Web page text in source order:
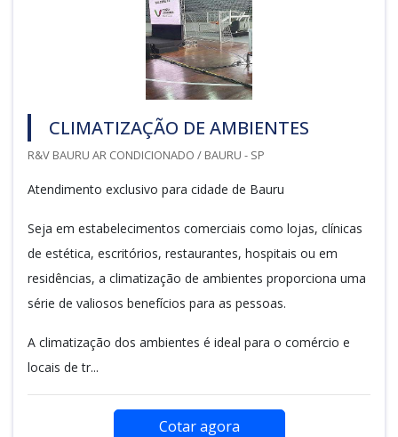
CLIMATIZAÇÃO DE AMBIENTES
R&V BAURU AR CONDICIONADO / BAURU - SP
Atendimento exclusivo para cidade de Bauru
Seja em estabelecimentos comerciais como lojas, clínicas
de estética, escritórios, restaurantes, hospitais ou em
residências, a climatização de ambientes proporciona uma
série de valiosos benefícios para as pessoas.
A climatização dos ambientes é ideal para o comércio e
locais de tr...
Cotar agora